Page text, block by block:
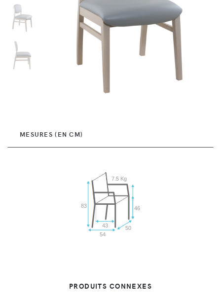
MESURES (EN CM)
83
43
54
50
46
7.5 Kg
PRODUITS CONNEXES